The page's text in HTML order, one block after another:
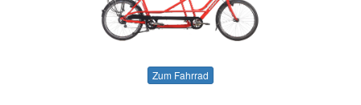
Zum Fahrrad